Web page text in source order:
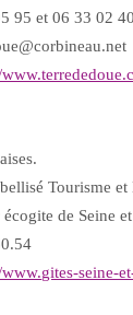
95 et 06 33 02
Tourisme
écogite de Seine
seine-